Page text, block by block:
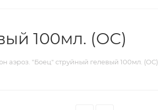
100мл. (OC)
аэроз. "Боец" струйный гелевый 100мл. (OC)